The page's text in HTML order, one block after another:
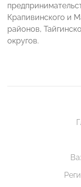
Крапивинского и
районов,
округов.